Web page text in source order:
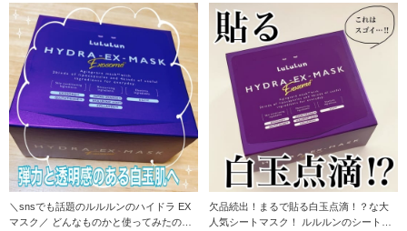
＼snsでも話題のルルルンのハイドラ EX
マスク／ どんなものかと使ってみたので
欠品続出！まるで貼る白玉点滴！？な大
人気シートマスク！ ルルルンのシートマ